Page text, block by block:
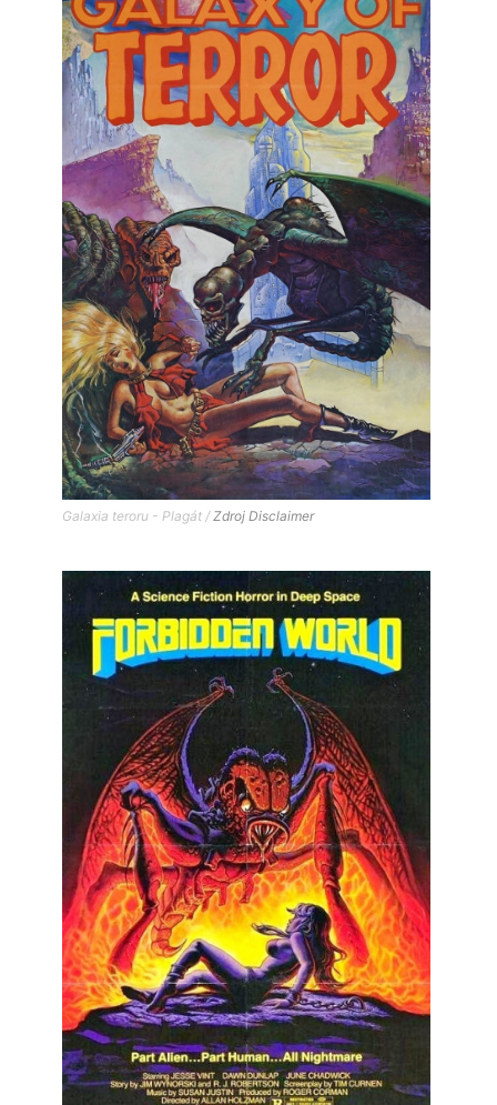
Galaxia teroru - Plagát / Zdroj Disclaimer